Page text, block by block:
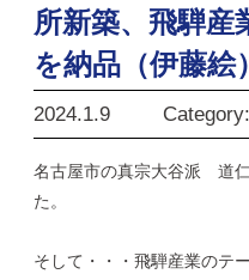
所新築、飛騨産
を納品（伊藤絵）
2024.1.9
名古屋市の真宗大谷派 道
た。
そして・・・飛騨産業のテ